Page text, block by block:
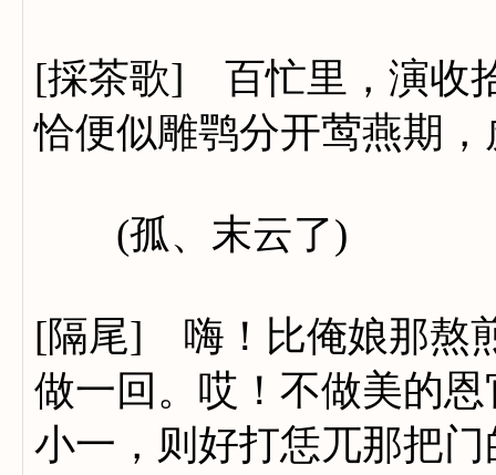
[採茶歌] 百忙里，演收
恰便似雕鹗分开莺燕期
(孤、末云了)
[隔尾] 嗨！比俺娘那熬
做一回。哎！不做美的
小一，则好打恁兀那把